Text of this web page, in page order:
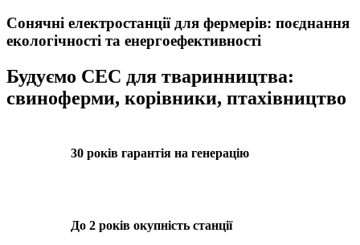
Сонячні електростанції для фермерів: поєднання
екологічності та енергоефективності
Будуємо СЕС для тваринництва:
свиноферми, корівники, птахівництво
30 років гарантія на генерацію
До 2 років окупність станції